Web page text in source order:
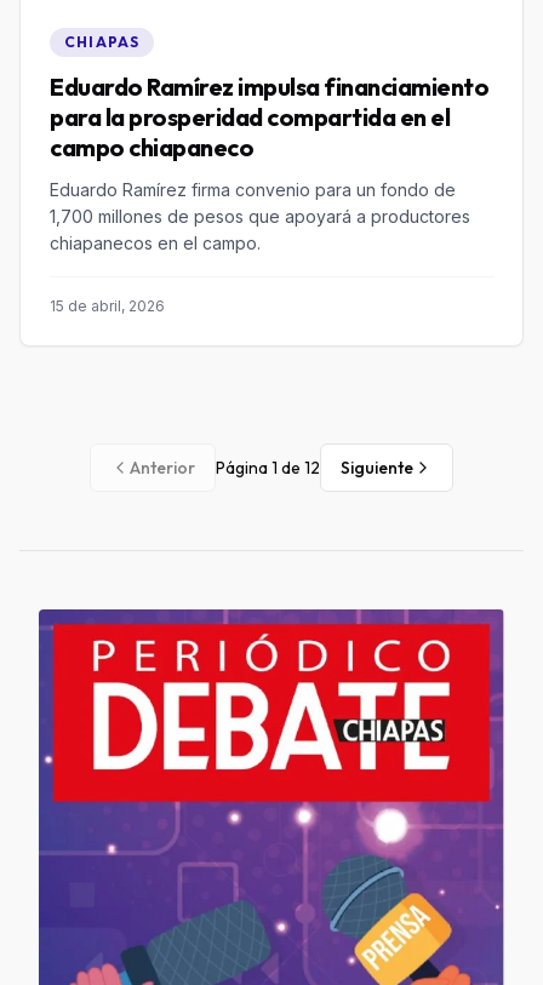
CHIAPAS
Eduardo Ramírez impulsa financiamiento
para la prosperidad compartida en el
campo chiapaneco
Eduardo Ramírez firma convenio para un fondo de
1,700 millones de pesos que apoyará a productores
chiapanecos en el campo.
15 de abril, 2026
Anterior Página1 de 12 Siguiente